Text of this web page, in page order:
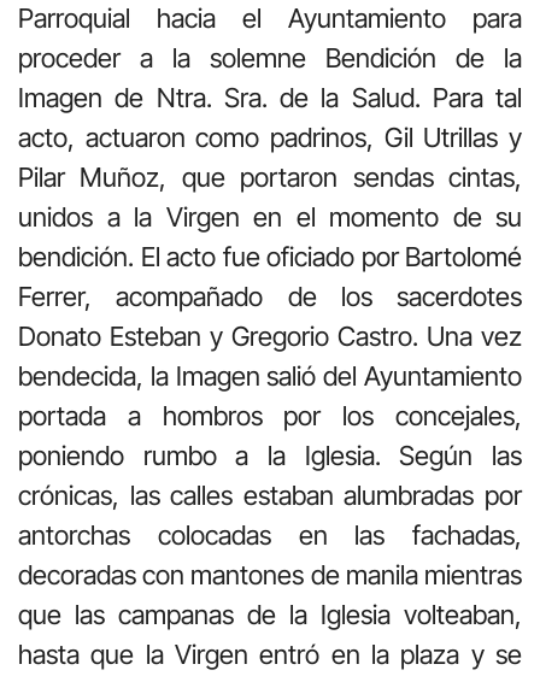
Parroquial hacia el Ayuntamiento para
proceder a la solemne Bendición de la
Imagen de Ntra. Sra. de la Salud. Para tal
acto, actuaron como padrinos, Gil Utrillas y
Pilar Muñoz, que portaron sendas cintas,
unidos a la Virgen en el momento de su
bendición. El acto fue oficiado por Bartolomé
Ferrer, acompañado de los sacerdotes
Donato Esteban y Gregorio Castro. Una vez
bendecida, la Imagen salió del Ayuntamiento
portada a hombros por los concejales,
poniendo rumbo a la Iglesia. Según las
crónicas, las calles estaban alumbradas por
antorchas colocadas en las fachadas,
decoradas con mantones de manila mientras
que las campanas de la Iglesia volteaban,
hasta que la Virgen entró en la plaza y se